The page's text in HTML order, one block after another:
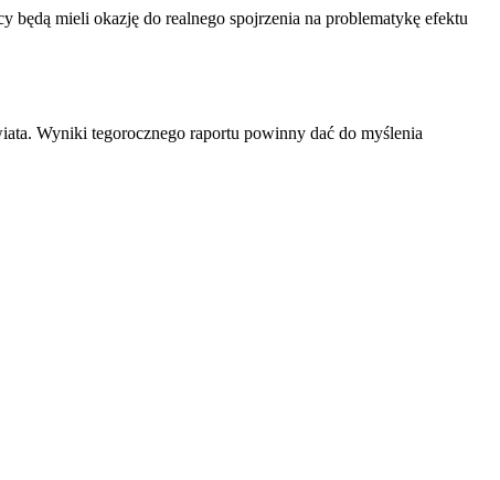
mieli okazję do realnego spojrzenia na problematykę efektu
Wyniki tegorocznego raportu powinny dać do myślenia